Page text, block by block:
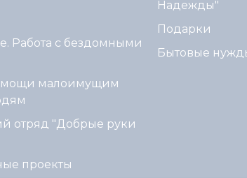
Работа с бездомными
малоимущим
отряд "Добрые руки
проекты
Надежды"
Подарки
Бытовые